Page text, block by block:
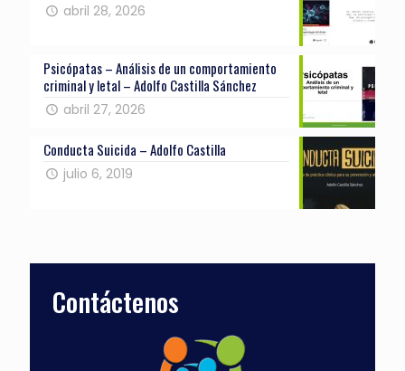
abril 28, 2026
Psicópatas – Análisis de un comportamiento
criminal y letal – Adolfo Castilla Sánchez
abril 27, 2026
Conducta Suicida – Adolfo Castilla
julio 6, 2019
Contáctenos